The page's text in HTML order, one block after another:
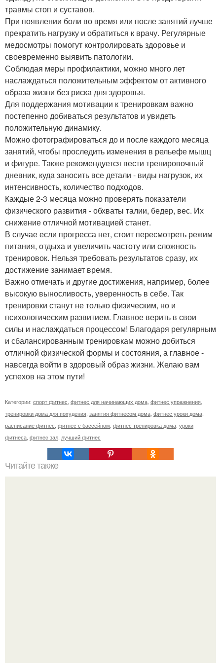
травмы стоп и суставов.
При появлении боли во время или после занятий лучше
прекратить нагрузку и обратиться к врачу. Регулярные
медосмотры помогут контролировать здоровье и
своевременно выявить патологии.
Соблюдая меры профилактики, можно много лет
наслаждаться положительным эффектом от активного
образа жизни без риска для здоровья.
Для поддержания мотивации к тренировкам важно
постепенно добиваться результатов и увидеть
положительную динамику.
Можно фотографироваться до и после каждого месяца
занятий, чтобы проследить изменения в рельефе мышц
и фигуре. Также рекомендуется вести тренировочный
дневник, куда заносить все детали - виды нагрузок, их
интенсивность, количество подходов.
Каждые 2-3 месяца можно проверять показатели
физического развития - обхваты талии, бедер, вес. Их
снижение отличной мотивацией станет.
В случае если прогресса нет, стоит пересмотреть режим
питания, отдыха и увеличить частоту или сложность
тренировок. Нельзя требовать результатов сразу, их
достижение занимает время.
Важно отмечать и другие достижения, например, более
высокую выносливость, уверенность в себе. Так
тренировки станут не только физическим, но и
психологическим развитием. Главное верить в свои
силы и наслаждаться процессом! Благодаря регулярным
и сбалансированным тренировкам можно добиться
отличной физической формы и состояния, а главное -
навсегда войти в здоровый образ жизни. Желаю вам
успехов на этом пути!
Категории: спорт фитнес, фитнес для начинающих дома, фитнес упражнения,
тренировки дома для похудения, занятия фитнесом дома, фитнес уроки дома,
расписание фитнес, фитнес с бассейном, фитнес тренировка дома, уроки
фитнеса, фитнес зал, лучший фитнес
Читайте также